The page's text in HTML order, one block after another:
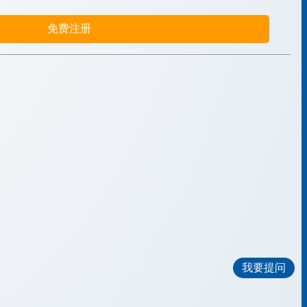
免费注册
我要提问